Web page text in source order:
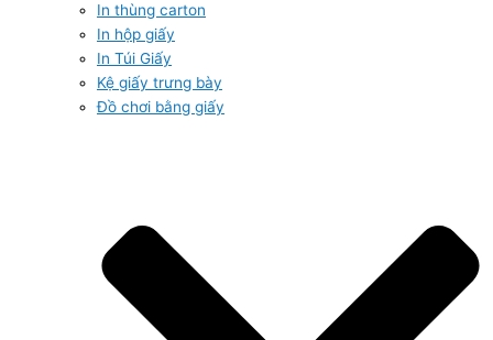
In thùng carton
In hộp giấy
In Túi Giấy
Kệ giấy trưng bày
Đồ chơi bằng giấy